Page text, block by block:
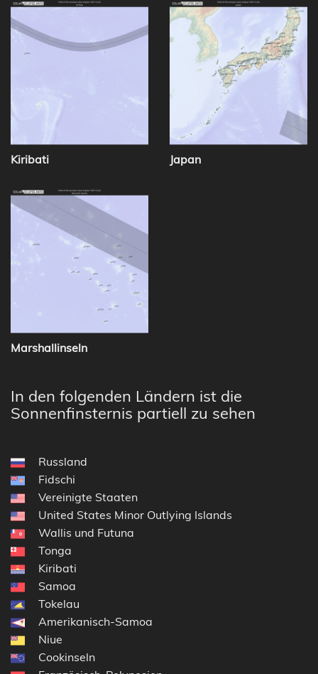
Kiribati Japan
Marshallinseln
In den folgenden Ländern ist die
Sonnenfinsternis partiell zu sehen
Russland
Fidschi
Vereinigte Staaten
United States Minor Outlying Islands
Wallis und Futuna
Tonga
Kiribati
Samoa
Tokelau
Amerikanisch-Samoa
Niue
Cookinseln